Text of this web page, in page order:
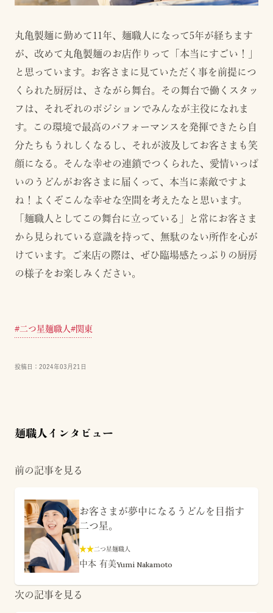
丸亀製麺に勤めて11年、麺職人になって5年が経ちます
が、改めて丸亀製麺のお店作りって「本当にすごい！」
と思っています。お客さまに見ていただく事を前提につ
くられた厨房は、さながら舞台。その舞台で働くスタッ
フは、それぞれのポジションでみんなが主役になれま
す。この環境で最高のパフォーマンスを発揮できたら自
分たちもうれしくなるし、それが波及してお客さまも笑
顔になる。そんな幸せの連鎖でつくられた、愛情いっぱ
いのうどんがお客さまに届くって、本当に素敵ですよ
ね！よくぞこんな幸せな空間を考えたなと思います。
「麺職人としてこの舞台に立っている」と常にお客さま
から見られている意識を持って、無駄のない所作を心が
けています。ご来店の際は、ぜひ臨場感たっぷりの厨房
の様子をお楽しみください。
#二つ星麺職人 #関東
投稿日： 2024年03月21日
麺職人インタビュー
前の記事を見る
お客さまが夢中になるうどんを目指す
二つ星。
★★ 二つ星麺職人
中本 有美Yumi Nakamoto
次の記事を見る